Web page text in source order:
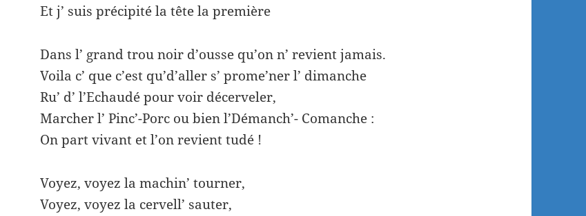
Et j’ suis précipité la tête la première
Dans l’ grand trou noir d’ousse qu’on n’ revient jamais.
Voila c’ que c’est qu’d’aller s’ prome’ner l’ dimanche
Ru’ d’ l’Echaudé pour voir décerveler,
Marcher l’ Pinc’-Porc ou bien l’Démanch’- Comanche :
On part vivant et l’on revient tudé !
Voyez, voyez la machin’ tourner,
Voyez, voyez la cervell’ sauter,